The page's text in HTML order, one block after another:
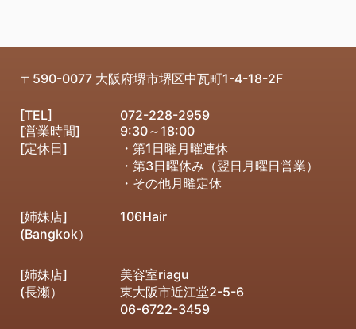
〒590-0077 大阪府堺市堺区中瓦町1-4-18-2F
[TEL]
[営業時間]
[定休日]
072-228-2959
9:30～18:00
・第1日曜月曜連休
・第3日曜休み（翌日月曜日営業）
・その他月曜定休
[姉妹店]
(Bangkok）
106Hair
[姉妹店]
(長瀬）
美容室riagu
東大阪市近江堂2-5-6
06-6722-3459